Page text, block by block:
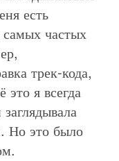
есть
самых частых
трек-кода,
это я всегда
Но это было